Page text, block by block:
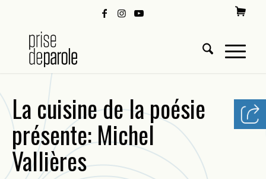
La cuisine de la poésie
présente: Michel
Vallières